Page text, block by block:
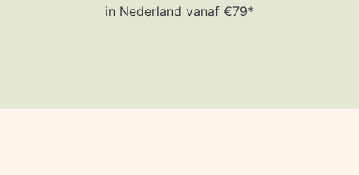
in Nederland vanaf €79*